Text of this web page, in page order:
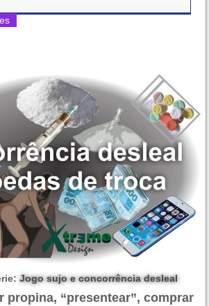
Jogo sujo e concorrência desleal
propina, “presentear”, comprar